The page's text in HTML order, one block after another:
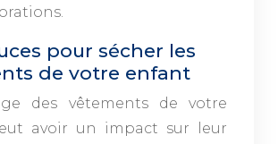
pour sécher les
de votre enfant
des vêtements de votre
avoir un impact sur leur